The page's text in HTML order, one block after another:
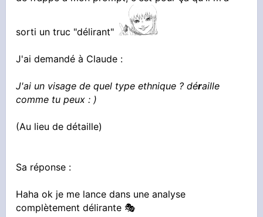
sorti un truc "délirant"
J'ai demandé à Claude :
J'ai un visage de quel type ethnique ? déraille
comme tu peux : )
(Au lieu de détaille)
Sa réponse :
Haha ok je me lance dans une analyse
complètement délirante 🎭